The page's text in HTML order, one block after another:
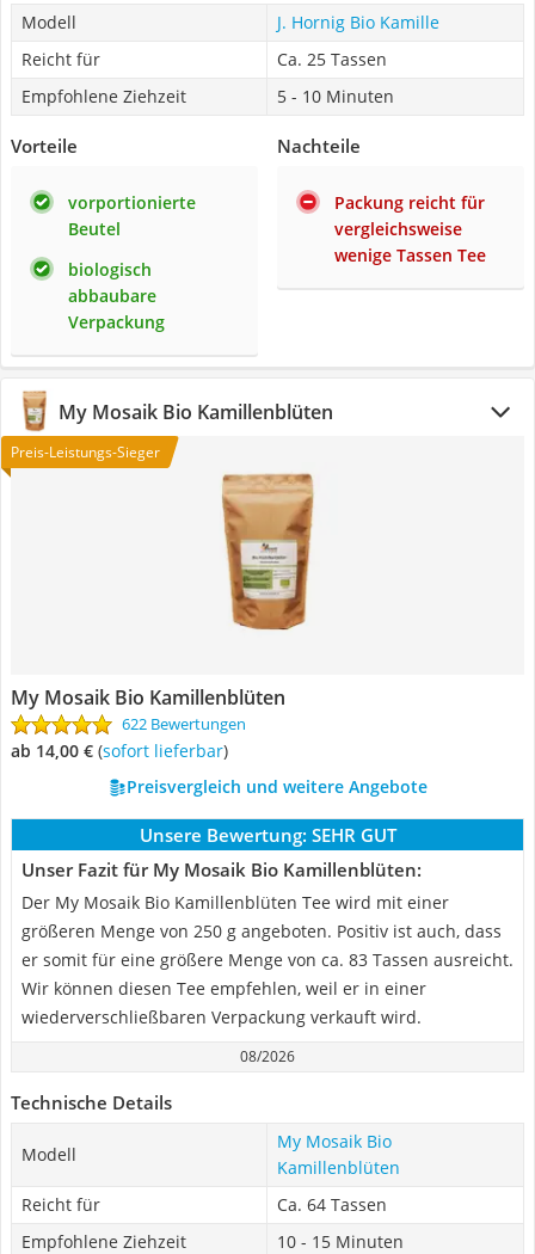
Modell
J. Hornig Bio Kamille
Reicht für
Ca. 25 Tassen
Empfohlene Ziehzeit
5 - 10 Minuten
Vorteile
vorportionierte
Beutel
biologisch
abbaubare
Verpackung
Nachteile
Packung reicht für
vergleichsweise
wenige Tassen Tee
My Mosaik Bio Kamillenblüten
Preis-Leistungs-Sieger
My Mosaik Bio Kamillenblüten
622 Bewertungen
ab 14,00 € ( Sofort lieferbar)
Preisvergleich und weitere Angebote
Unsere Bewertung: SEHR GUT
Unser Fazit für My Mosaik Bio Kamillenblüten:
Der My Mosaik Bio Kamillenblüten Tee wird mit einer
größeren Menge von 250 g angeboten. Positiv ist auch, dass
er somit für eine größere Menge von ca. 83 Tassen ausreicht.
Wir können diesen Tee empfehlen, weil er in einer
wiederverschließbaren Verpackung verkauft wird.
08/2026
Technische Details
Modell
My Mosaik Bio
Kamillenblüten
Reicht für
Ca. 64 Tassen
Empfohlene Ziehzeit
10 - 15 Minuten